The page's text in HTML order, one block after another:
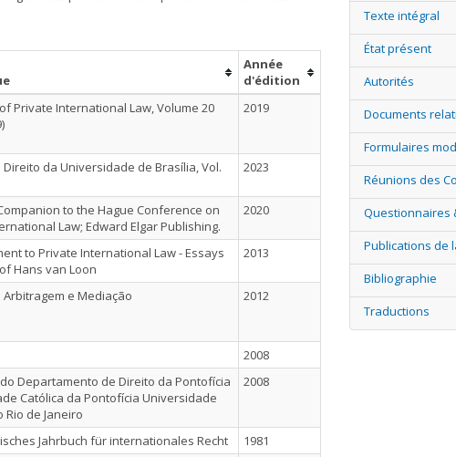
Année
d'édition
Private International Law, Volume 20
2019
Direito da Universidade de Brasília, Vol.
2023
to the Hague Conference on
Law; Edward Elgar Publishing.
2020
to Private International Law - Essays
Hans van Loon
2013
Arbitragem e Mediação 2012
2008
Departamento de Direito da Pontofícia
Católica da Pontofícia Universidade
Rio de Janeiro
2008
Jahrbuch für internationales Recht
1981
Texte intégral
État présent
Autorités
Documents
Formulaires
Réunions des
Questionnaires
Publications de
Bibliographie
Traductions